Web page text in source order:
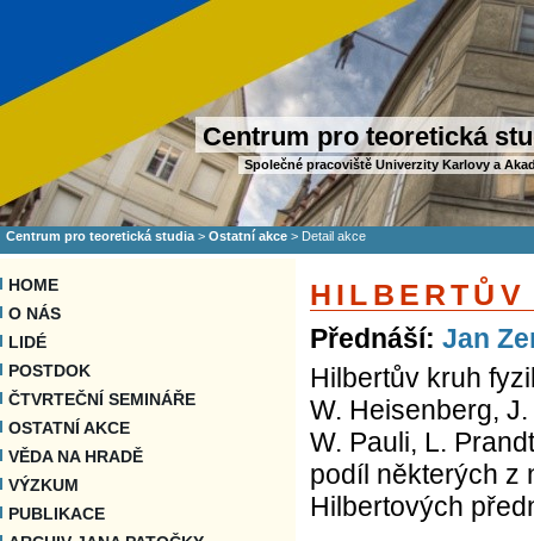
Centrum pro teoretická
Společné pracoviště Univerzity Karlovy a
Centrum pro teoretická studia > Ostatní akce > Detail akce
HOME
O NÁS
LIDÉ
POSTDOK
ČTVRTEČNÍ SEMINÁŘE
OSTATNÍ AKCE
VĚDA NA HRADĚ
VÝZKUM
PUBLIKACE
Přednáší: Jan
Hilbertův kruh
W. Heisenberg,
W. Pauli, L.
podíl některých z
Hilbertových